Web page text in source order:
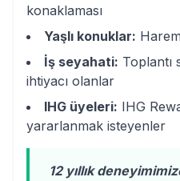
konaklaması
Yaşlı konuklar:
İş seyahati: Toplantı
ihtiyacı olanlar
IHG üyeleri: IHG
yararlanmak isteyenler
12 yıllık